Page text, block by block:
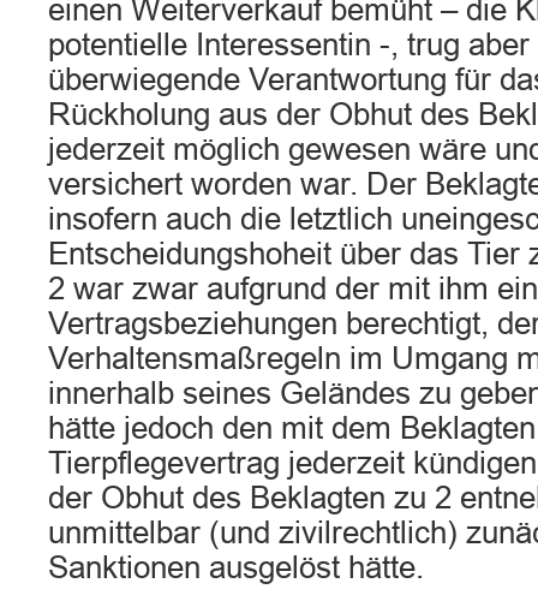
einen Weiterverkauf bemüht – die
potentielle Interessentin -, trug
überwiegende Verantwortung für
Rückholung aus der Obhut des
jederzeit möglich gewesen wäre
versichert worden war. Der
insofern auch die letztlich
Entscheidungshoheit über das Tier
2 war zwar aufgrund der mit ihm
Vertragsbeziehungen berechtigt,
Verhaltensmaßregeln im Umgang
innerhalb seines Geländes zu
hätte jedoch den mit dem
Tierpflegevertrag jederzeit
der Obhut des Beklagten zu 2
unmittelbar (und zivilrechtlich)
Sanktionen ausgelöst hätte.